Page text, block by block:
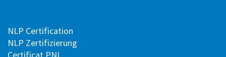
NLP Certification
NLP Zertifizierung